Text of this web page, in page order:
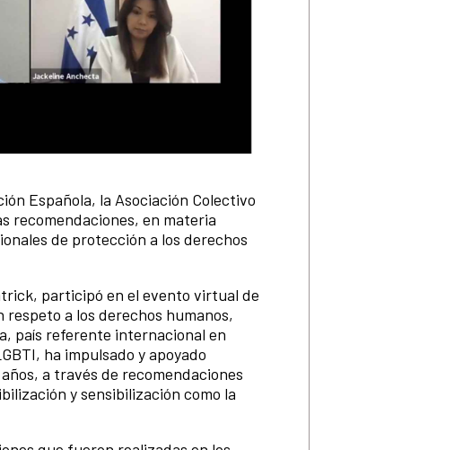
Española, la Asociación Colectivo
recomendaciones, en materia
de protección a los derechos
participó en el evento virtual de
a los derechos humanos,
país referente internacional en
ha impulsado y apoyado
a través de recomendaciones
y sensibilización como la